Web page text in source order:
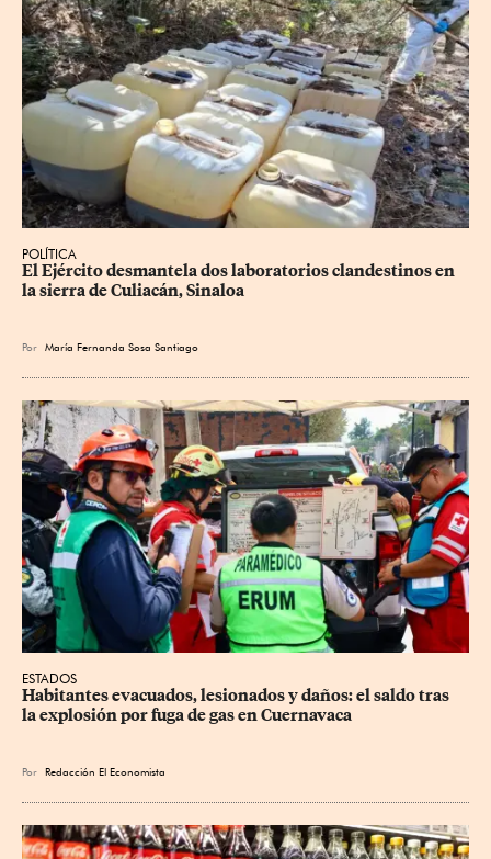
POLÍTICA
El Ejército desmantela dos laboratorios clandestinos en
la sierra de Culiacán, Sinaloa
Por María Fernanda Sosa Santiago
ESTADOS
Habitantes evacuados, lesionados y daños: el saldo tras
la explosión por fuga de gas en Cuernavaca
Por Redacción El Economista